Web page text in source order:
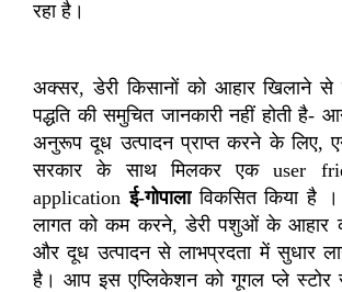
रहा है।
अक्सर,डेरी किसानों को आहार खिलाने से
पद्धति की समुचित जानकारी नहीं होती है-
अनुरूप दूध उत्पादन प्राप्त करने के लिए,
सरकार के साथ मिलकर एकuser
applicationई-गोपालाविकसित किया है
लागत को कम करने,डेरी पशुओं के आहार
और दूध उत्पादन से लाभप्रदता में सुधार
है। आप इस एप्लिकेशन को गूगल प्ले स्टोर